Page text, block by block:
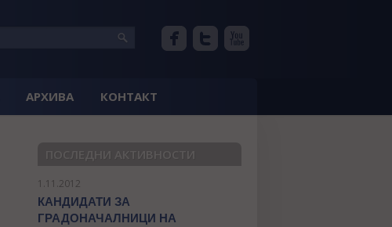
АРХИВА КОНТАКТ
ПОСЛЕДНИ АКТИВНОСТИ
1.11.2012
КАНДИДАТИ ЗА
ГРАДОНАЧАЛНИЦИ НА